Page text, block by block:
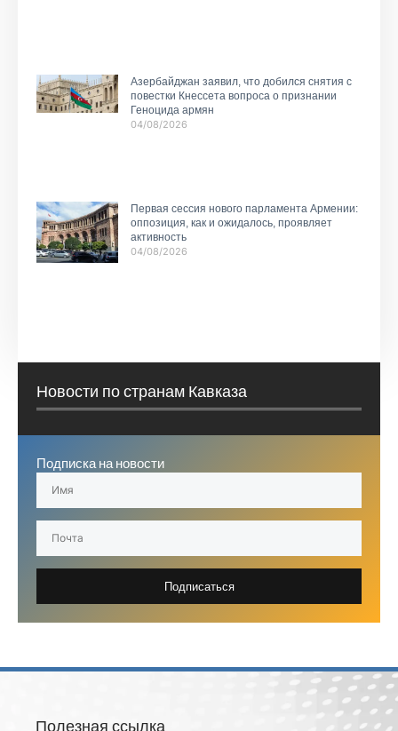
Азербайджан заявил, что добился снятия с
повестки Кнессета вопроса о признании
Геноцида армян
04/08/2026
Первая сессия нового парламента Армении:
оппозиция, как и ожидалось, проявляет
активность
04/08/2026
Новости по странам Кавказа
Подписка на новости
Подписаться
Полезная ссылка